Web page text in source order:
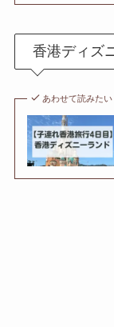
香港ディズ
あわせて読みたい